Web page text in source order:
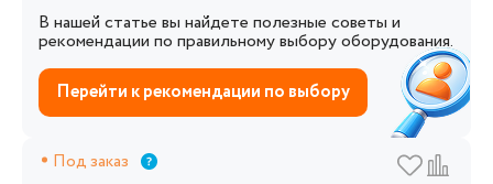
В нашей статье вы найдете полезные советы и
рекомендации по правильному выбору оборудования.
Перейти к рекомендации по выбору
Под заказ